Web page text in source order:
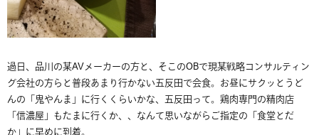
過日、品川の某AVメーカーの方と、そこのOBで現某戦略コンサルティン
グ会社の方らと普段あまり行かない五反田で会食。お昼にサクッとうど
んの「鬼やんま」に行くくらいかな、五反田って。鶏肉専門の精肉店
「信濃屋」もたまに行くか、、なんて思いながらご指定の「食堂とだ